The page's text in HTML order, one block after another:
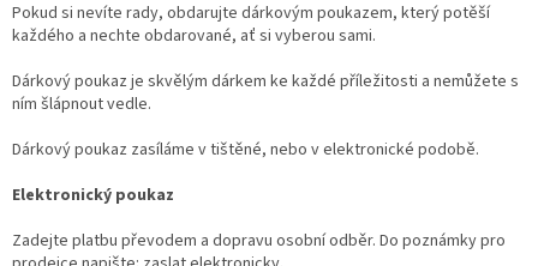
Pokud si nevíte rady, obdarujte dárkovým poukazem, který potěší
každého a nechte obdarované, ať si vyberou sami.
Dárkový poukaz je skvělým dárkem ke každé příležitosti a nemůžete s
ním šlápnout vedle.
Dárkový poukaz zasíláme v tištěné, nebo v elektronické podobě.
Elektronický poukaz
Zadejte platbu převodem a dopravu osobní odběr. Do poznámky pro